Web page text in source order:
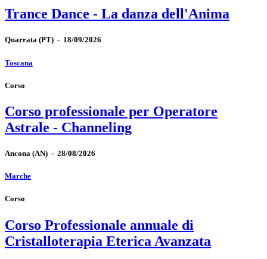
Trance Dance - La danza dell'Anima
Quarrata (PT) - 18/09/2026
Toscana
Corso
Corso professionale per Operatore
Astrale - Channeling
Ancona (AN) - 28/08/2026
Marche
Corso
Corso Professionale annuale di
Cristalloterapia Eterica Avanzata